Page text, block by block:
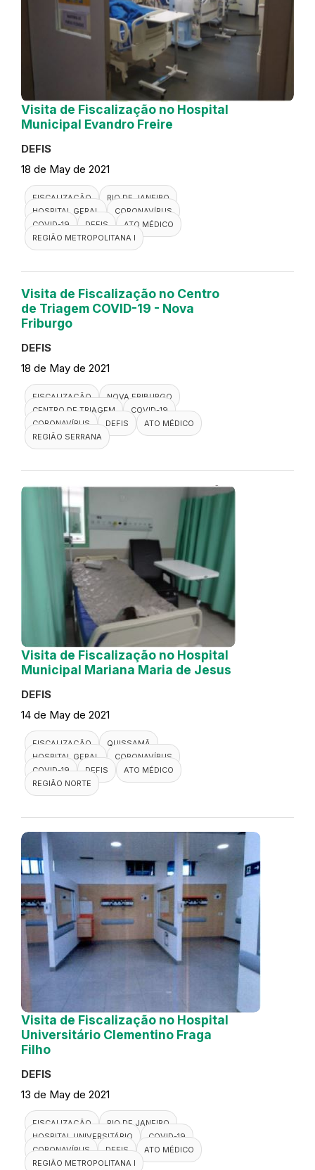
Visita de Fiscalização no Hospital
Municipal Evandro Freire
DEFIS
18 de May de 2021
FISCALIZAÇÃO
RIO DE JANEIRO
HOSPITAL GERAL
CORONAVÍRUS
COVID-19
DEFIS
ATO MÉDICO
REGIÃO METROPOLITANA I
Visita de Fiscalização no Centro
de Triagem COVID-19 - Nova
Friburgo
DEFIS
18 de May de 2021
FISCALIZAÇÃO
NOVA FRIBURGO
CENTRO DE TRIAGEM
COVID-19
CORONAVÍRUS
DEFIS
ATO MÉDICO
REGIÃO SERRANA
Visita de Fiscalização no Hospital
Municipal Mariana Maria de Jesus
DEFIS
14 de May de 2021
FISCALIZAÇÃO
QUISSAMÃ
HOSPITAL GERAL
CORONAVÍRUS
COVID-19
DEFIS
ATO MÉDICO
REGIÃO NORTE
Visita de Fiscalização no Hospital
Universitário Clementino Fraga
Filho
DEFIS
13 de May de 2021
FISCALIZAÇÃO
RIO DE JANEIRO
HOSPITAL UNIVERSITÁRIO
COVID-19
CORONAVÍRUS
DEFIS
ATO MÉDICO
REGIÃO METROPOLITANA I